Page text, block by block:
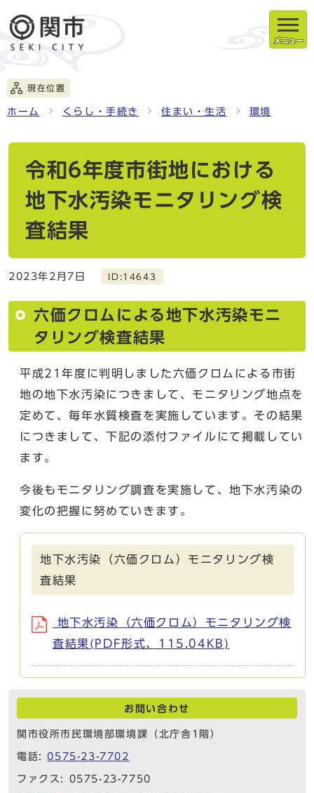
メニュー
現在位置
ホーム くらし・手続き 住まい・生活 環境
令和6年度市街地における
地下水汚染モニタリング検
査結果
2023年2月7日 ID:14643
六価クロムによる地下水汚染モニ
タリング検査結果
平成21年度に判明しました六価クロムによる市街
地の地下水汚染につきまして、モニタリング地点を
定めて、毎年水質検査を実施しています。その結果
につきまして、下記の添付ファイルにて掲載してい
ます。
今後もモニタリング調査を実施して、地下水汚染の
変化の把握に努めていきます。
地下水汚染（六価クロム）モニタリング検
査結果
地下水汚染（六価クロム）モニタリング検
査結果(PDF形式、115.04KB)
お問い合わせ
関市役所市民環境部環境課（北庁舎1階）
電話:0575-23-7702
ファクス: 0575-23-7750